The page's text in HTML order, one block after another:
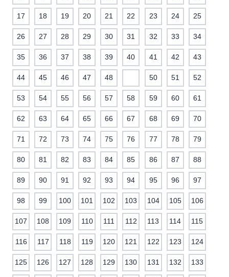
17 18 19 20 21 22 23 24 25
26 27 28 29 30 31 32 33 34
35 36 37 38 39 40 41 42 43
44 45 46 47 48 50 51 52
53 54 55 56 57 58 59 60 61
62 63 64 65 66 67 68 69 70
71 72 73 74 75 76 77 78 79
80 81 82 83 84 85 86 87 88
89 90 91 92 93 94 95 96 97
98 99 100 101 102 103 104 105 106
107 108 109 110 111 112 113 114 115
116 117 118 119 120 121 122 123 124
125 126 127 128 129 130 131 132 133